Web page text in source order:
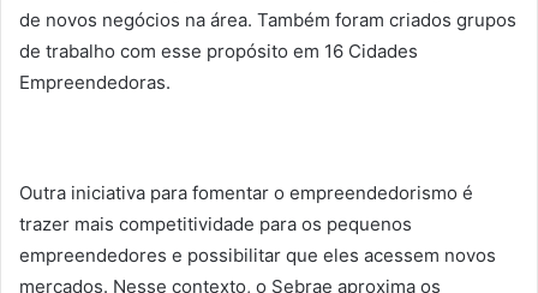
de novos negócios na área. Também foram criados grupos
de trabalho com esse propósito em 16 Cidades
Empreendedoras.
Outra iniciativa para fomentar o empreendedorismo é
trazer mais competitividade para os pequenos
empreendedores e possibilitar que eles acessem novos
mercados. Nesse contexto, o Sebrae aproxima os